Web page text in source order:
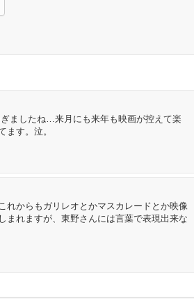
ましたね…来月にも来年も映画が控えて楽
ます。泣。
れからもガリレオとかマスカレードとか映像
まれますが、東野さんには言葉で表現出来な